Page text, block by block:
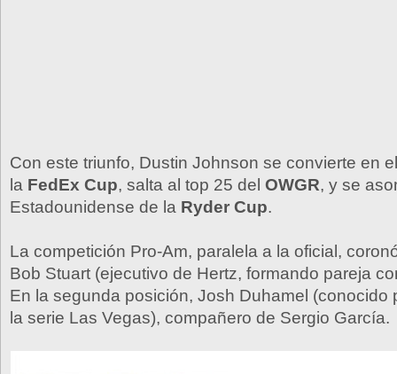
Con este triunfo, Dustin Johnson se convierte en
la FedEx Cup, salta al top 25 del OWGR, y se
Estadounidense de la Ryder Cup.
La competición Pro-Am, paralela a la oficial,
Bob Stuart (ejecutivo de Hertz, formando pareja
En la segunda posición, Josh Duhamel (conocido
la serie Las Vegas), compañero de Sergio García.